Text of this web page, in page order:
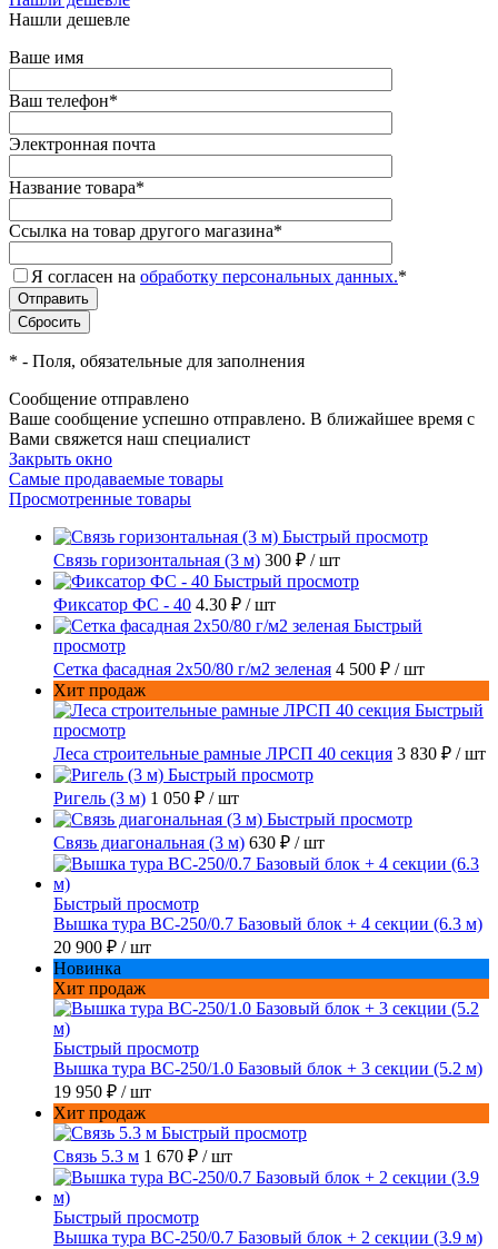
Нашли дешевле
Ваше имя
Ваш телефон*
Электронная почта
Название товара*
Ссылка на товар другого магазина*
Я согласен на обработку персональных данных.*
* - Поля, обязательные для заполнения
Сообщение отправлено
Ваше сообщение успешно отправлено. В ближайшее время с
Вами свяжется наш специалист
Закрыть окно
Самые продаваемые товары
Просмотренные товары
Быстрый просмотр
Связь горизонтальная (3 м) 300 ₽ / шт
Быстрый просмотр
Фиксатор ФС - 40 4.30 ₽ / шт
Быстрый
просмотр
Сетка фасадная 2x50/80 г/м2 зеленая 4 500 ₽ / шт
Хит продаж
Быстрый
просмотр
Леса строительные рамные ЛРСП 40 секция 3 830 ₽ / шт
Быстрый просмотр
Ригель (3 м) 1 050 ₽ / шт
Быстрый просмотр
Связь диагональная (3 м) 630 ₽ / шт
Быстрый просмотр
Вышка тура ВС-250/0.7 Базовый блок + 4 секции (6.3 м)
20 900 ₽ / шт
Новинка
Хит продаж
Быстрый просмотр
Вышка тура ВС-250/1.0 Базовый блок + 3 секции (5.2 м)
19 950 ₽ / шт
Хит продаж
Быстрый просмотр
Связь 5.3 м 1 670 ₽ / шт
Быстрый просмотр
Вышка тура ВС-250/0.7 Базовый блок + 2 секции (3.9 м)